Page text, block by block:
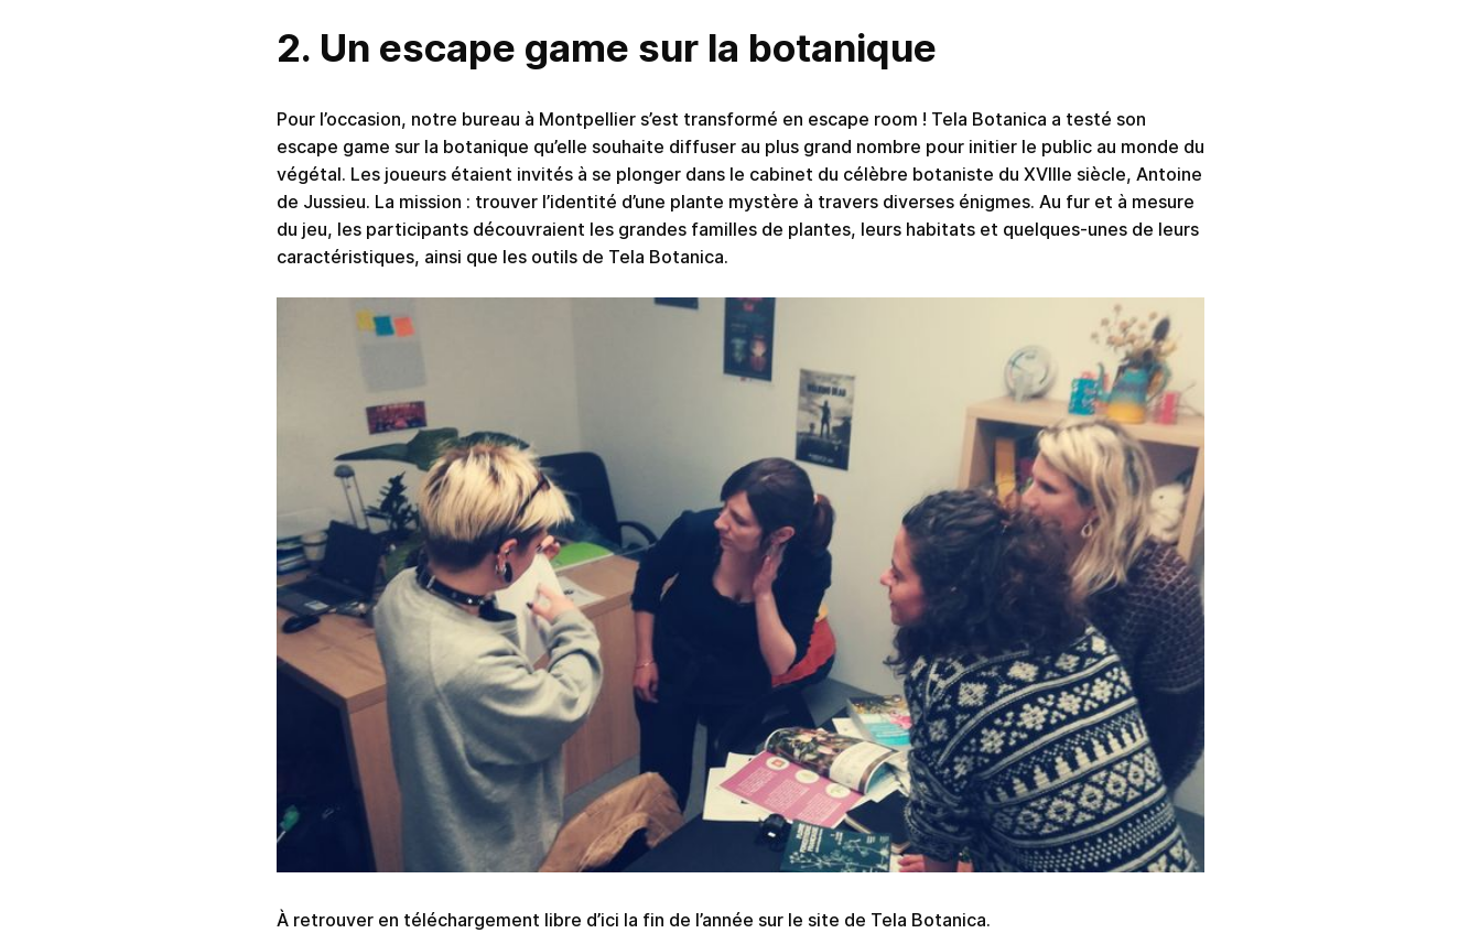
2. Un escape game sur la botanique
Pour l’occasion, notre bureau à Montpellier s’est transformé en escape room ! Tela Botanica a testé son
escape game sur la botanique qu’elle souhaite diffuser au plus grand nombre pour initier le public au monde du
végétal. Les joueurs étaient invités à se plonger dans le cabinet du célèbre botaniste du XVIIIe siècle, Antoine
de Jussieu. La mission : trouver l’identité d’une plante mystère à travers diverses énigmes. Au fur et à mesure
du jeu, les participants découvraient les grandes familles de plantes, leurs habitats et quelques-unes de leurs
caractéristiques, ainsi que les outils de Tela Botanica.
À retrouver en téléchargement libre d’ici la fin de l’année sur le site de Tela Botanica.